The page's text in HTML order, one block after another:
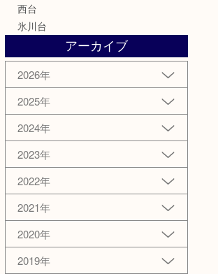
西台
氷川台
アーカイブ
2026年
2025年
2024年
2023年
2022年
2021年
2020年
2019年